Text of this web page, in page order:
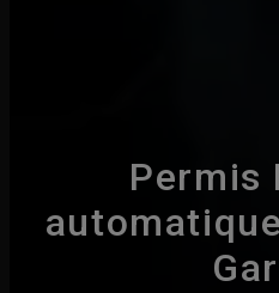
Permis